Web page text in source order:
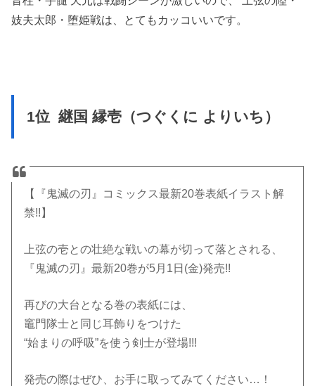
妓夫太郎・堕姫戦は、とてもカッコいいです。
1位 継国 縁壱（つぐくに よりいち）
【『鬼滅の刃』コミックス最新20巻表紙イラスト解
禁!!】
上弦の壱との壮絶な戦いの幕が切って落とされる、
『鬼滅の刃』最新20巻が5月1日(金)発売!!
再びの大台となる巻の表紙には、
竈門隊士と同じ耳飾りをつけた
“始まりの呼吸”を使う剣士が登場!!!
発売の際はぜひ、お手に取ってみてください…！